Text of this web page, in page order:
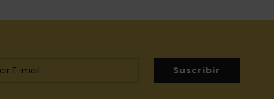
Suscribir